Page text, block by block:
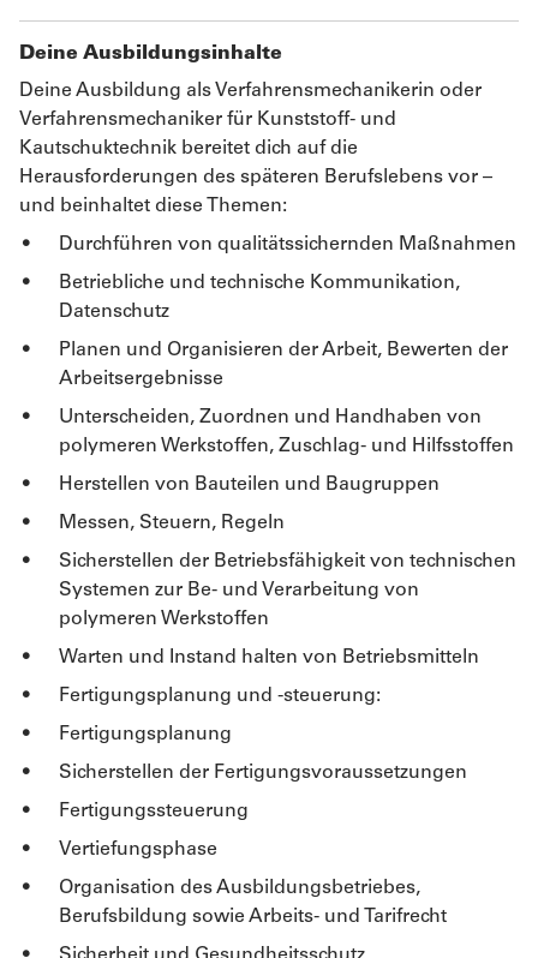
Deine Ausbildungsinhalte
Deine Ausbildung als Verfahrensmechanikerin oder
Verfahrensmechaniker für Kunststoff- und
Kautschuktechnik bereitet dich auf die
Herausforderungen des späteren Berufslebens vor –
und beinhaltet diese Themen:
Durchführen von qualitätssichernden Maßnahmen
Betriebliche und technische Kommunikation,
Datenschutz
Planen und Organisieren der Arbeit, Bewerten der
Arbeitsergebnisse
Unterscheiden, Zuordnen und Handhaben von
polymeren Werkstoffen, Zuschlag- und Hilfsstoffen
Herstellen von Bauteilen und Baugruppen
Messen, Steuern, Regeln
Sicherstellen der Betriebsfähigkeit von technischen
Systemen zur Be- und Verarbeitung von
polymeren Werkstoffen
Warten und Instand halten von Betriebsmitteln
Fertigungsplanung und -steuerung:
Fertigungsplanung
Sicherstellen der Fertigungsvoraussetzungen
Fertigungssteuerung
Vertiefungsphase
Organisation des Ausbildungsbetriebes,
Berufsbildung sowie Arbeits- und Tarifrecht